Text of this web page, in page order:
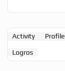
Activity Profile
Logros